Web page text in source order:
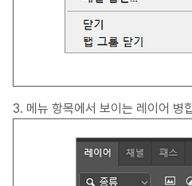
3. 메뉴 항목에서 보이는 레이어 병